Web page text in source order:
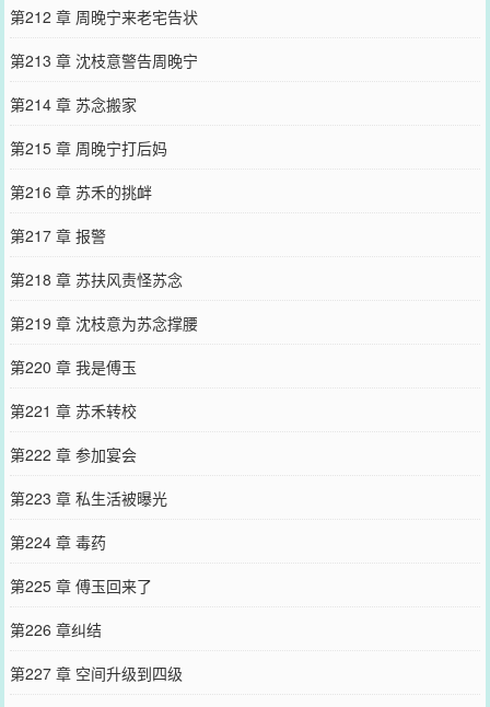
第212 章 周晚宁来老宅告状
第213 章 沈枝意警告周晚宁
第214 章 苏念搬家
第215 章 周晚宁打后妈
第216 章 苏禾的挑衅
第217 章 报警
第218 章 苏扶风责怪苏念
第219 章 沈枝意为苏念撑腰
第220 章 我是傅玉
第221 章 苏禾转校
第222 章 参加宴会
第223 章 私生活被曝光
第224 章 毒药
第225 章 傅玉回来了
第226 章纠结
第227 章 空间升级到四级